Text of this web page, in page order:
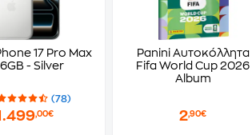
17 Pro Max
- Silver
(78)
,00€
Panini Αυτοκόλλητα
Fifa World Cup 2026
Album
2,90€